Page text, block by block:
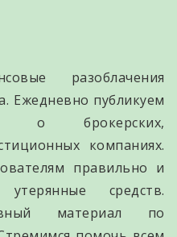
разоблачения
Ежедневно публикуем
о брокерских,
компаниях.
правильно и
средств.
материал по